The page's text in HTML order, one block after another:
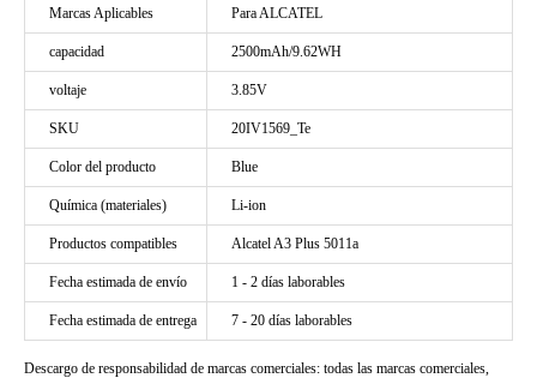
Marcas Aplicables Para ALCATEL
capacidad 2500mAh/9.62WH
voltaje 3.85V
SKU 20IV1569_Te
Color del producto Blue
Química (materiales) Li-ion
Productos compatibles Alcatel A3 Plus 5011a
Fecha estimada de envío 1 - 2 días laborables
Fecha estimada de entrega 7 - 20 días laborables
Descargo de responsabilidad de marcas comerciales: todas las marcas comerciales,